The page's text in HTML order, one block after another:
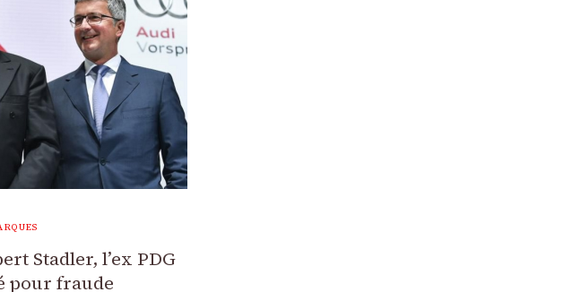
Stadler, l’ex PDG
pour fraude